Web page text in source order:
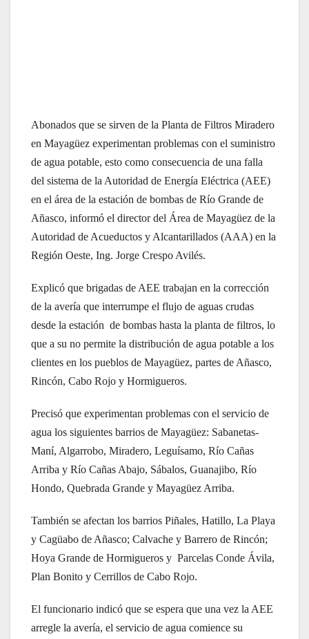
Abonados que se sirven de la Planta de Filtros Miradero
en Mayagüez experimentan problemas con el suministro
de agua potable, esto como consecuencia de una falla
del sistema de la Autoridad de Energía Eléctrica (AEE)
en el área de la estación de bombas de Río Grande de
Añasco, informó el director del Área de Mayagüez de la
Autoridad de Acueductos y Alcantarillados (AAA) en la
Región Oeste, Ing. Jorge Crespo Avilés.
Explicó que brigadas de AEE trabajan en la corrección
de la avería que interrumpe el flujo de aguas crudas
desde la estación de bombas hasta la planta de filtros, lo
que a su no permite la distribución de agua potable a los
clientes en los pueblos de Mayagüez, partes de Añasco,
Rincón, Cabo Rojo y Hormigueros.
Precisó que experimentan problemas con el servicio de
agua los siguientes barrios de Mayagüez: Sabanetas-
Maní, Algarrobo, Miradero, Leguísamo, Río Cañas
Arriba y Río Cañas Abajo, Sábalos, Guanajibo, Río
Hondo, Quebrada Grande y Mayagüez Arriba.
También se afectan los barrios Piñales, Hatillo, La Playa
y Cagüabo de Añasco; Calvache y Barrero de Rincón;
Hoya Grande de Hormigueros y Parcelas Conde Ávila,
Plan Bonito y Cerrillos de Cabo Rojo.
El funcionario indicó que se espera que una vez la AEE
arregle la avería, el servicio de agua comience su